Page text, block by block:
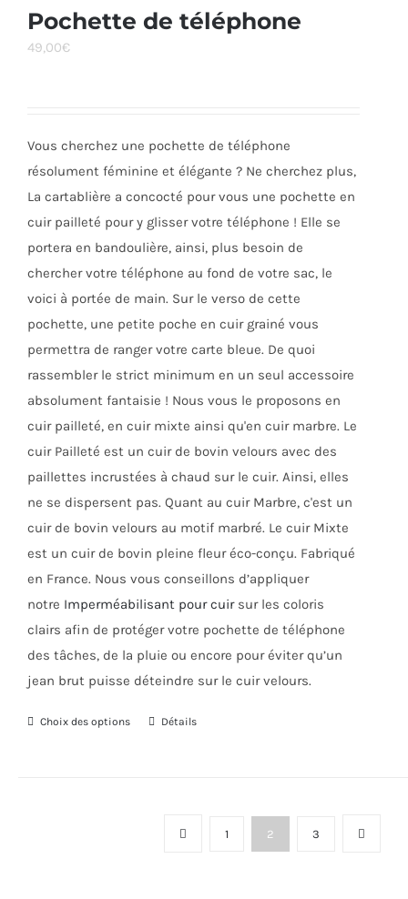
variations.
Les
choisies
page
du
produit
Pochette de téléphone
49,00€
Vous cherchez une pochette de téléphone
résolument féminine et élégante ? Ne cherchez plus,
La cartablière a concocté pour vous une pochette en
cuir pailleté pour y glisser votre téléphone ! Elle se
portera en bandoulière, ainsi, plus besoin de
chercher votre téléphone au fond de votre sac, le
voici à portée de main. Sur le verso de cette
pochette, une petite poche en cuir grainé vous
permettra de ranger votre carte bleue. De quoi
rassembler le strict minimum en un seul accessoire
absolument fantaisie ! Nous vous le proposons en
cuir pailleté, en cuir mixte ainsi qu'en cuir marbre. Le
cuir Pailleté est un cuir de bovin velours avec des
paillettes incrustées à chaud sur le cuir. Ainsi, elles
ne se dispersent pas. Quant au cuir Marbre, c'est un
cuir de bovin velours au motif marbré. Le cuir Mixte
est un cuir de bovin pleine fleur éco-conçu. Fabriqué
en France. Nous vous conseillons d’appliquer
notre Imperméabilisant pour cuirsur les coloris
clairs afin de protéger votre pochette de téléphone
des tâches, de la pluie ou encore pour éviter qu’un
jean brut puisse déteindre sur le cuir velours.
Choix des options
Ce
variations.
Détails
1 2 3